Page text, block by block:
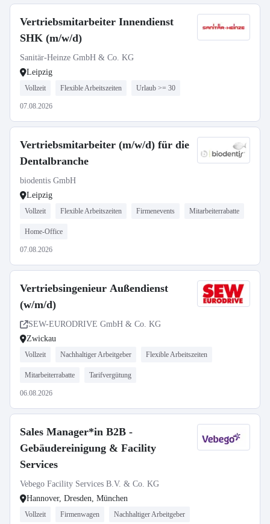
Vertriebsmitarbeiter Innendienst
SHK (m/w/d)
Sanitär-Heinze GmbH & Co. KG
Leipzig
Vollzeit Flexible Arbeitszeiten Urlaub >= 30
07.08.2026
Vertriebsmitarbeiter (m/w/d) für die
Dentalbranche
biodentis GmbH
Leipzig
Vollzeit Flexible Arbeitszeiten Firmenevents Mitarbeiterrabatte
Home-Office
07.08.2026
Vertriebsingenieur Außendienst
(w/m/d)
SEW-EURODRIVE GmbH & Co. KG
Zwickau
Vollzeit Nachhaltiger Arbeitgeber Flexible Arbeitszeiten
Mitarbeiterrabatte Tarifvergütung
06.08.2026
Sales Manager*in B2B -
Gebäudereinigung & Facility
Services
Vebego Facility Services B.V. & Co. KG
Hannover, Dresden, München
Vollzeit Firmenwagen Nachhaltiger Arbeitgeber